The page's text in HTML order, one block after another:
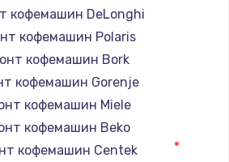
кофемашин DeLonghi
кофемашин Polaris
кофемашин Bork
кофемашин Gorenje
кофемашин Miele
кофемашин Beko
кофемашин Centek